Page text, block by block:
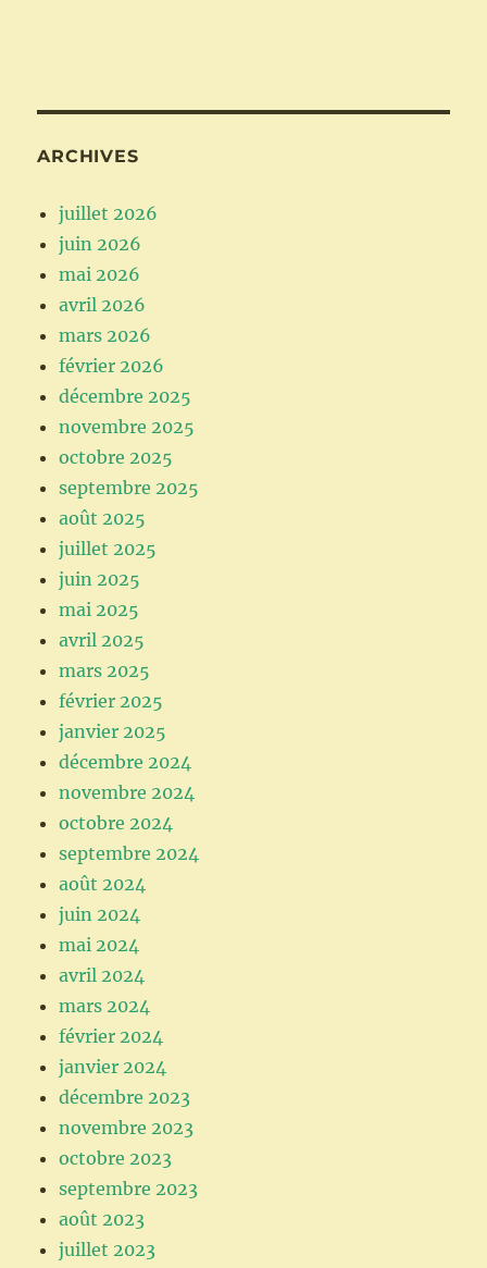
ARCHIVES
juillet 2026
juin 2026
mai 2026
avril 2026
mars 2026
février 2026
décembre 2025
novembre 2025
octobre 2025
septembre 2025
août 2025
juillet 2025
juin 2025
mai 2025
avril 2025
mars 2025
février 2025
janvier 2025
décembre 2024
novembre 2024
octobre 2024
septembre 2024
août 2024
juin 2024
mai 2024
avril 2024
mars 2024
février 2024
janvier 2024
décembre 2023
novembre 2023
octobre 2023
septembre 2023
août 2023
juillet 2023